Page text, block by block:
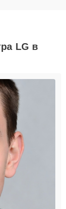
LG в